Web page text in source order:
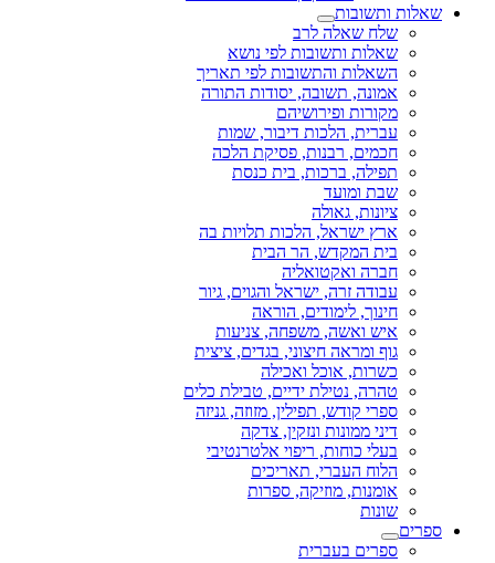
שאלות ותשובות
שלח שאלה לרב
שאלות ותשובות לפי נושא
השאלות והתשובות לפי תאריך
אמונה, תשובה, יסודות התורה
מקורות ופירושיהם
עברית, הלכות דיבור, שמות
חכמים, רבנות, פסיקת הלכה
תפילה, ברכות, בית כנסת
שבת ומועד
ציונות, גאולה
ארץ ישראל, הלכות תלויות בה
בית המקדש, הר הבית
חברה ואקטואליה
עבודה זרה, ישראל והגוים, גיור
חינוך, לימודים, הוראה
איש ואשה, משפחה, צניעות
גוף ומראה חיצוני, בגדים, ציצית
כשרות, אוכל ואכילה
טהרה, נטילת ידיים, טבילת כלים
ספרי קודש, תפילין, מזוזה, גניזה
דיני ממונות ונזקין, צדקה
בעלי כוחות, ריפוי אלטרנטיבי
הלוח העברי, תאריכים
אומנות, מוזיקה, ספרות
שונות
ספרים
ספרים בעברית